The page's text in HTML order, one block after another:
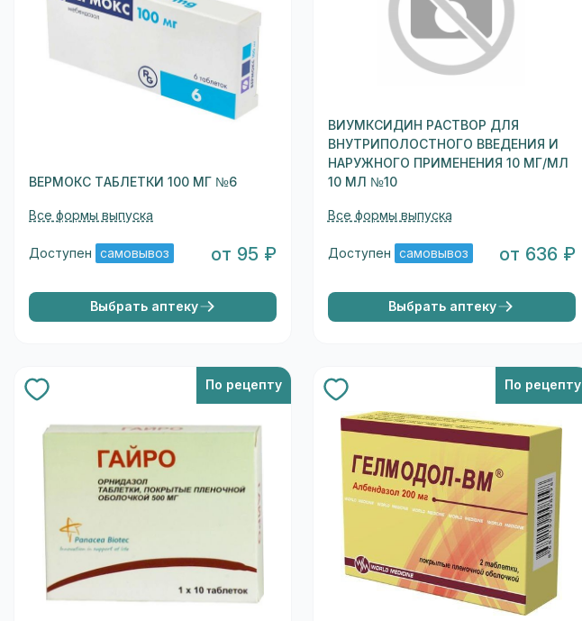
ВЕРМОКС ТАБЛЕТКИ 100 МГ №6
Все формы выпуска
Доступен самовывоз от 95 ₽
Выбрать аптеку
ВИУМКСИДИН РАСТВОР ДЛЯ
ВНУТРИПОЛОСТНОГО ВВЕДЕНИЯ И
НАРУЖНОГО ПРИМЕНЕНИЯ 10 МГ/МЛ
10 МЛ №10
Все формы выпуска
Доступен самовывоз от 636 ₽
Выбрать аптеку
По рецепту По рецепту